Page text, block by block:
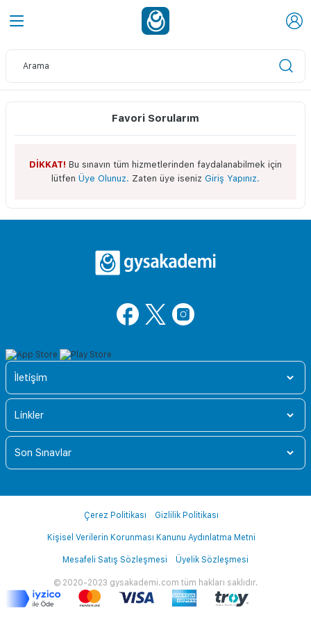
Favori Sorularım
DİKKAT! Bu sınavın tüm hizmetlerinden faydalanabilmek için
lütfen Üye Olunuz. Zaten üye iseniz Giriş Yapınız.
İletişim
Linkler
Son Sınavlar
© 2020-2023 gysakademi.com tüm hakları saklıdır.
Çerez Politikası Gizlilik Politikası
Kişisel Verilerin Korunması Kanunu Aydınlatma Metni
Mesafeli Satış Sözleşmesi Üyelik Sözleşmesi